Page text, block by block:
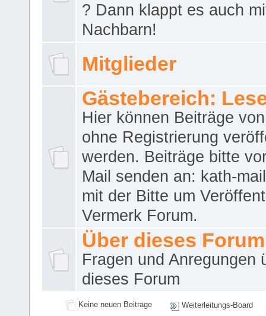
? Dann klappt es auch
Nachbarn!
Mitglieder
Gästebereich:
Hier können Beiträge
ohne Registrierung
werden. Beiträge bitte
Mail senden an: kath-
mit der Bitte um
Vermerk Forum.
Über dieses Forum
Fragen und Anregungen
dieses Forum
Keine neuen Beiträge Weiterleitungs-Board